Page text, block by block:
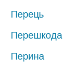
Перець
Перешкода
Перина